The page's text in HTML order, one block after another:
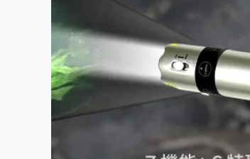
映像・映画
ビジネス・起業
まちづくり・地域活性化